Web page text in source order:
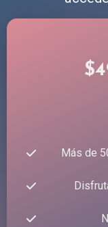
Más de